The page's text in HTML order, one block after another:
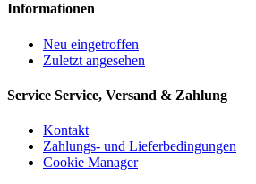
Informationen
Neu eingetroffen
Zuletzt angesehen
Service Service, Versand & Zahlung
Kontakt
Zahlungs- und Lieferbedingungen
Cookie Manager